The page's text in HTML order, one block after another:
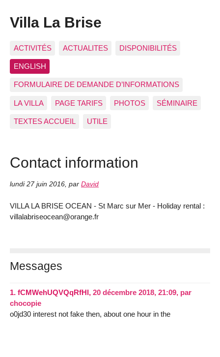
Villa La Brise
ACTIVITÉS ACTUALITES DISPONIBILITÉS
ENGLISH
FORMULAIRE DE DEMANDE D’INFORMATIONS
LA VILLA PAGE TARIFS PHOTOS SÉMINAIRE
TEXTES ACCUEIL UTILE
Contact information
lundi 27 juin 2016, par David
VILLA LA BRISE OCEAN - St Marc sur Mer - Holiday rental :
villalabriseocean@orange.fr
Messages
1. fCMWehUQVQqRfHl, 20 décembre 2018, 21:09, par
chocopie
o0jd30 interest not fake then, about one hour in the